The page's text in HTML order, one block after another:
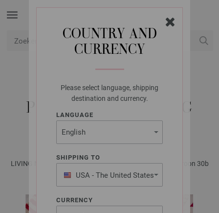
COUNTRY AND
CURRENCY
Please select language, shipping
destination and currency.
LANGUAGE
SHIPPING TO
USA - The United States
of America
CURRENCY
FILATI STUDIO
PLACEMAT 4-KLEURIG
MERINO CARDATO
LIVING No. 1 - Tijdschrift (DE) + Beschrijvingen (NL) | Patroon 30b